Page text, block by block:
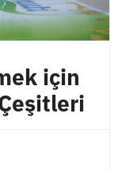
için